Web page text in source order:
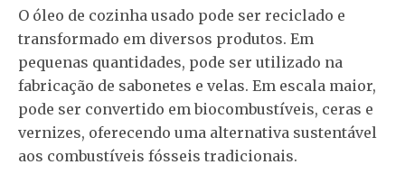
O óleo de cozinha usado pode ser reciclado e
transformado em diversos produtos. Em
pequenas quantidades, pode ser utilizado na
fabricação de sabonetes e velas. Em escala maior,
pode ser convertido em biocombustíveis, ceras e
vernizes, oferecendo uma alternativa sustentável
aos combustíveis fósseis tradicionais.